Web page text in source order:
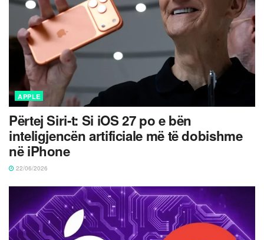
APPLE
Përtej Siri-t: Si iOS 27 po e bën
inteligjencën artificiale më të dobishme
në iPhone
22/06/2026